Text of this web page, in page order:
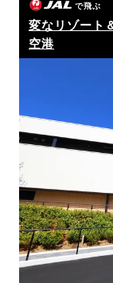
で飛ぶ
変なリゾート
空港